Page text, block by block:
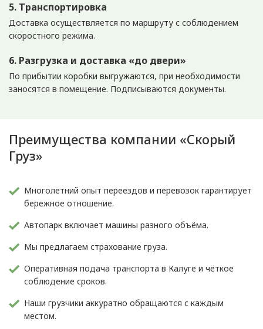
5. Транспортировка
Доставка осуществляется по маршруту с соблюдением
скоростного режима.
6. Разгрузка и доставка «до двери»
По прибытии коробки выгружаются, при необходимости
заносятся в помещение. Подписываются документы.
Преимущества компании «Скорый
Груз»
Многолетний опыт переездов и перевозок гарантирует
бережное отношение.
Автопарк включает машины разного объёма.
Мы предлагаем страхование груза.
Оперативная подача транспорта в Калуге и чёткое
соблюдение сроков.
Наши грузчики аккуратно обращаются с каждым
местом.